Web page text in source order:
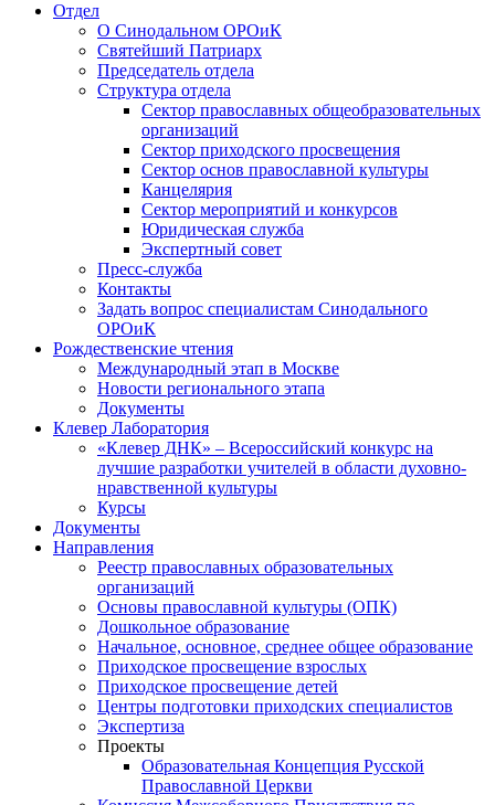
Отдел
О Синодальном ОРОиК
Святейший Патриарх
Председатель отдела
Структура отдела
Сектор православных общеобразовательных
организаций
Сектор приходского просвещения
Сектор основ православной культуры
Канцелярия
Сектор мероприятий и конкурсов
Юридическая служба
Экспертный совет
Пресс-служба
Контакты
Задать вопрос специалистам Синодального
ОРОиК
Рождественские чтения
Международный этап в Москве
Новости регионального этапа
Документы
Клевер Лаборатория
«Клевер ДНК» – Всероссийский конкурс на
лучшие разработки учителей в области духовно-
нравственной культуры
Курсы
Документы
Направления
Реестр православных образовательных
организаций
Основы православной культуры (ОПК)
Дошкольное образование
Начальное, основное, среднее общее образование
Приходское просвещение взрослых
Приходское просвещение детей
Центры подготовки приходских специалистов
Экспертиза
Проекты
Образовательная Концепция Русской
Православной Церкви